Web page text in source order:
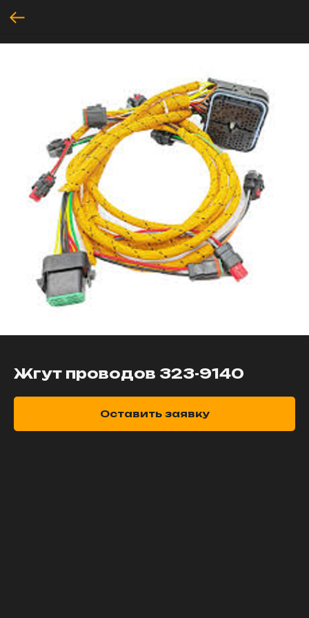
Жгут проводов 323-9140
Оставить заявку